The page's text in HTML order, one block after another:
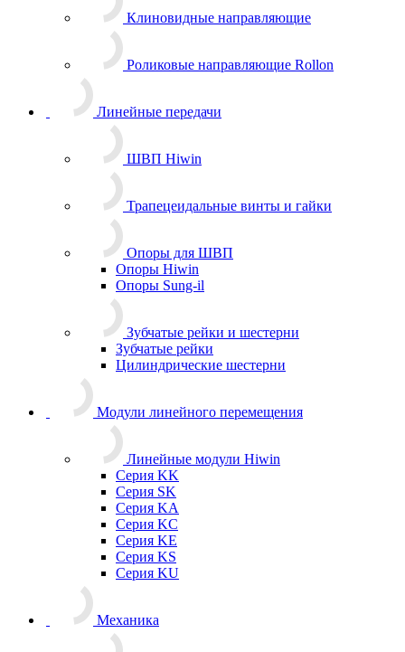
Клиновидные направляющие
Роликовые направляющие Rollon
Линейные передачи
ШВП Hiwin
Трапецеидальные винты и гайки
Опоры для ШВП
Опоры Hiwin
Опоры Sung-il
Зубчатые рейки и шестерни
Зубчатые рейки
Цилиндрические шестерни
Модули линейного перемещения
Линейные модули Hiwin
Серия KK
Серия SK
Серия KA
Серия KC
Серия KE
Серия KS
Серия KU
Механика